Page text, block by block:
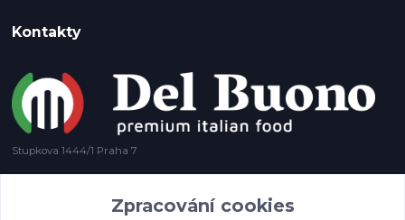
Kontakty
Stupkova 1444/1 Praha 7
Zpracování cookies